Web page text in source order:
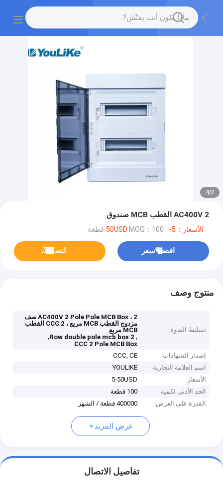
2
/
4
AC400V 2 القطب MCB صندوق
الأسعار：5-50USD MOQ：100 قطعة
افضل سعر ﺎﺘﺼﻟ ﺍﻶﻧ
منتوج وصف
تسليط الضوء
AC400V 2 Pole Pole MCB Box ، 2 صف
مزدوج القطب MCB مربع ، CCC 2 القطب
MCB مربع
,
2 Row double pole mcb box
,
CCC 2 Pole MCB Box
إصدار الشهادات
CCC, CE
اسم العلامة التجارية
YOULIKE
الأسعار
5-50USD
الحد الأدنى لكمية
100 قطعة
القدرة على العرض
400000 قطعة / الشهر
عرض المزيد
تفاصيل الاتصال